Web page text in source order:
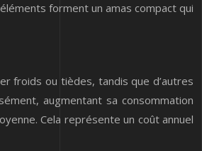
forment un amas compact qui
froids ou tièdes, tandis que d’autres
augmentant sa consommation
Cela représente un coût annuel